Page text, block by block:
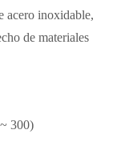
acero inoxidable,
de materiales
300)